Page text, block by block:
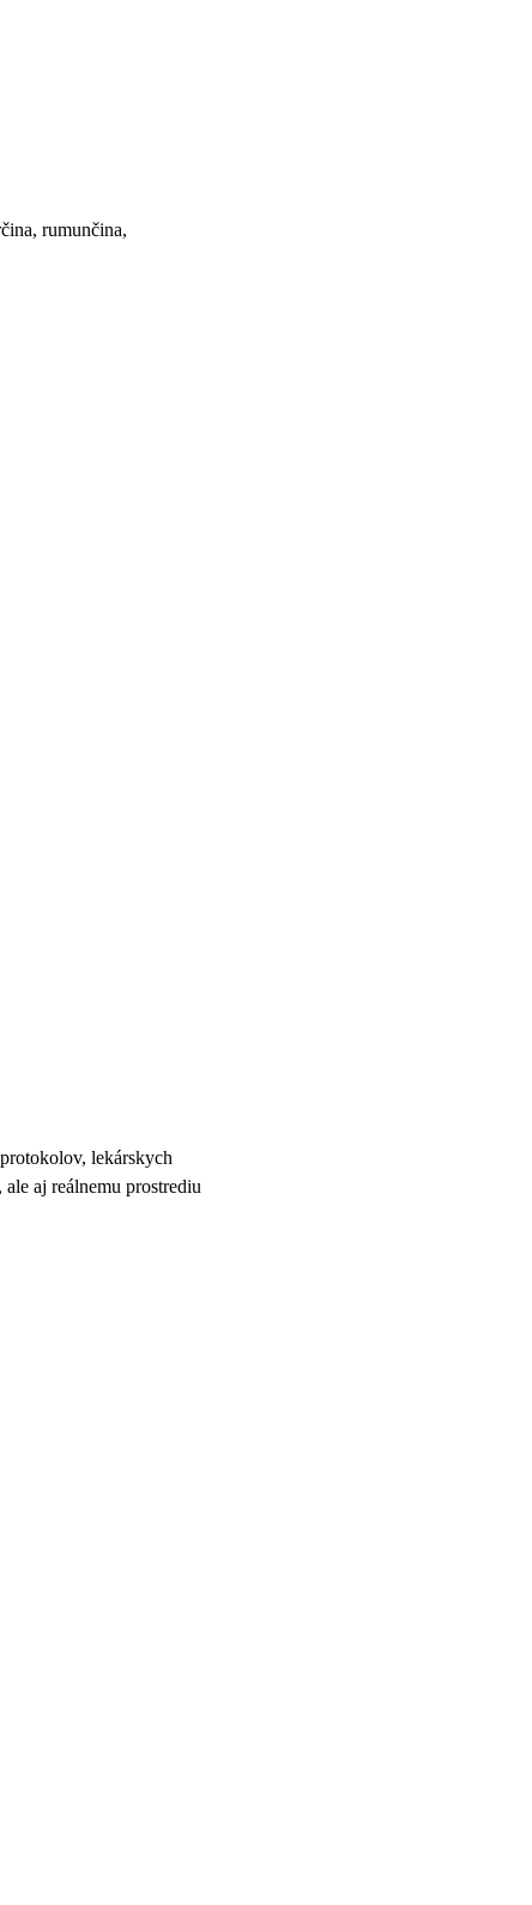
rumunčina,
lekárskych
aj reálnemu prostrediu